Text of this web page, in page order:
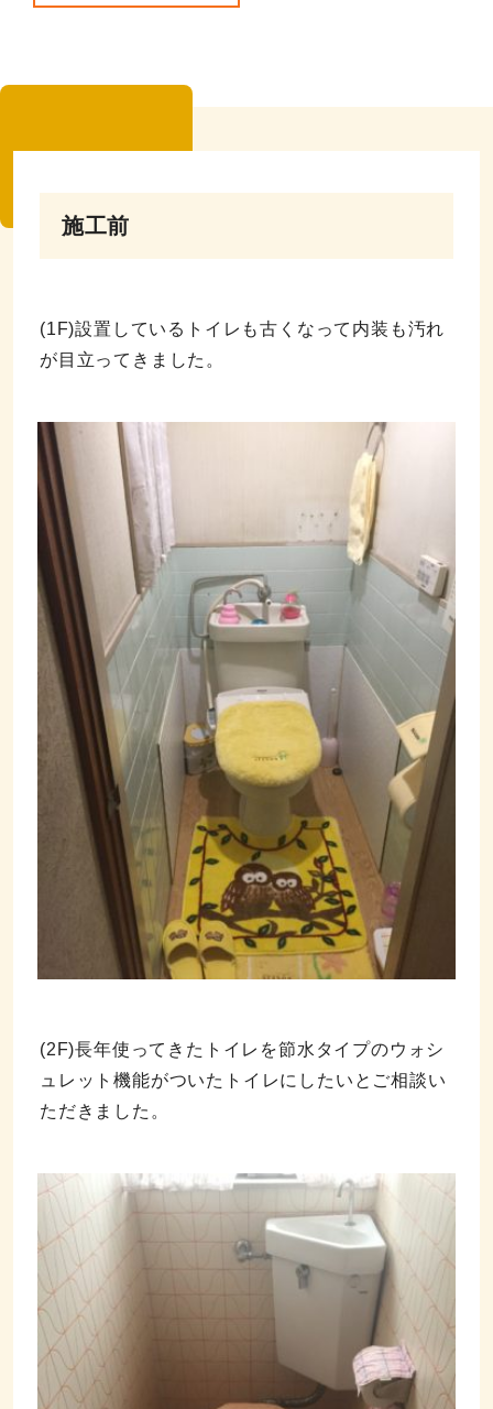
施工前
(1F)設置しているトイレも古くなって内装も汚れ
が目立ってきました。
(2F)長年使ってきたトイレを節水タイプのウォシ
ュレット機能がついたトイレにしたいとご相談い
ただきました。